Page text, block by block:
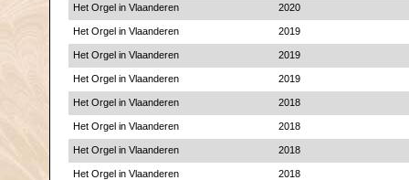
Het Orgel in Vlaanderen 2020
Het Orgel in Vlaanderen 2019
Het Orgel in Vlaanderen 2019
Het Orgel in Vlaanderen 2019
Het Orgel in Vlaanderen 2018
Het Orgel in Vlaanderen 2018
Het Orgel in Vlaanderen 2018
Het Orgel in Vlaanderen 2018